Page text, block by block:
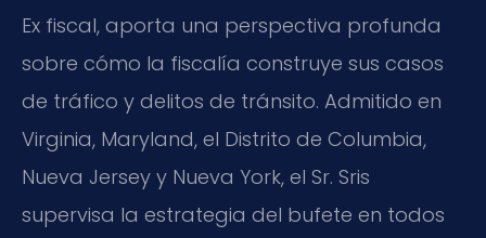
Ex fiscal, aporta una perspectiva profunda
sobre cómo la fiscalía construye sus casos
de tráfico y delitos de tránsito. Admitido en
Virginia, Maryland, el Distrito de Columbia,
Nueva Jersey y Nueva York, el Sr. Sris
supervisa la estrategia del bufete en todos